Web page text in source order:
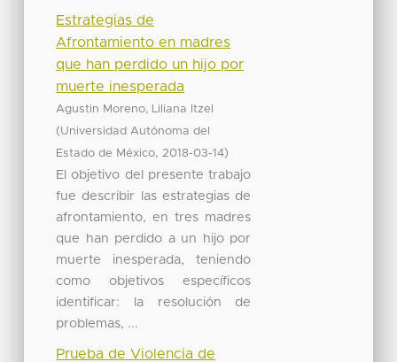
Estrategias de
Afrontamiento en madres
que han perdido un hijo por
muerte inesperada
Agustin Moreno, Liliana Itzel
(Universidad Autónoma del
Estado de México, 2018-03-14)
El objetivo del presente trabajo
fue describir las estrategias de
afrontamiento, en tres madres
que han perdido a un hijo por
muerte inesperada, teniendo
como objetivos específicos
identificar: la resolución de
problemas, ...
Prueba de Violencia de